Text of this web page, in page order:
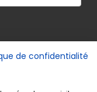
de confidentialité